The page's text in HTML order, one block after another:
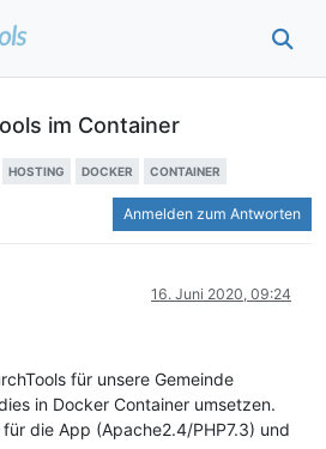
im Container
HOSTING DOCKER CONTAINER
Anmelden zum Antworten
16. Juni 2020, 09:24
für unsere Gemeinde
in Docker Container umsetzen.
die App (Apache2.4/PHP7.3) und